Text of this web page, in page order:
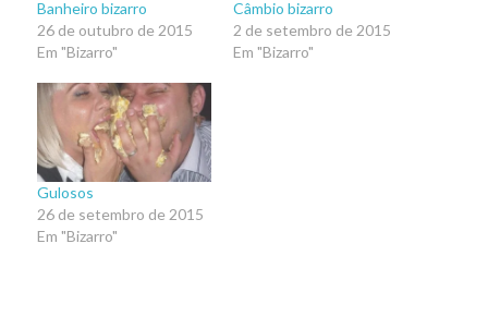
Banheiro bizarro
26 de outubro de 2015
Em "Bizarro"
Câmbio bizarro
2 de setembro de 2015
Em "Bizarro"
Gulosos
26 de setembro de 2015
Em "Bizarro"